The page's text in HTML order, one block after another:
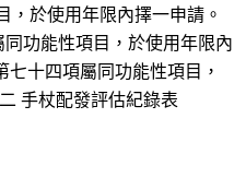
，於使用年限內擇一申請。
功能性項目，於使用年限內
十四項屬同功能性項目，
手杖配發評估紀錄表